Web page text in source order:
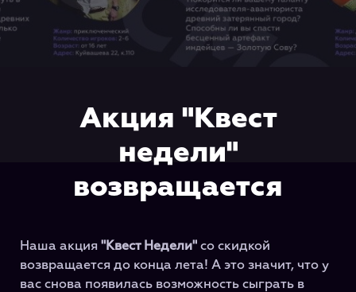
Акция "Квест
недели"
возвращается
Наша акция "Квест Недели"со скидкой
возвращается до конца лета! А это значит, что у
вас снова появилась возможность сыграть в